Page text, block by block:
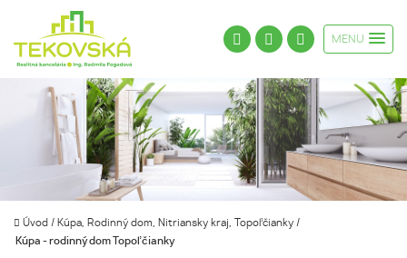
MENU
Úvod / Kúpa, Rodinný dom, Nitriansky kraj, Topoľčianky /
Kúpa - rodinný dom Topoľčianky